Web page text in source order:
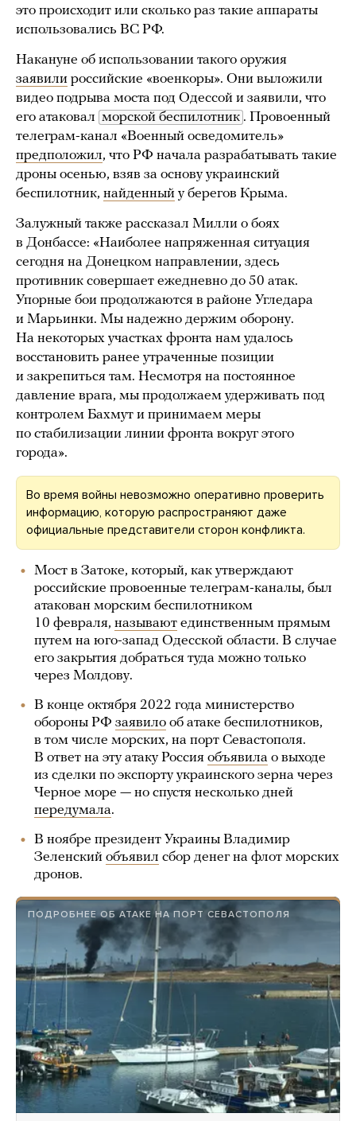
это происходит или сколько раз такие аппараты
использовались ВС РФ.
Накануне об использовании такого оружия
заявили российские «военкоры». Они выложили
видео подрыва моста под Одессой и заявили, что
его атаковал морской беспилотник . Провоенный
телеграм-канал «Военный осведомитель»
предположил, что РФ начала разрабатывать такие
дроны осенью, взяв за основу украинский
беспилотник, найденный у берегов Крыма.
Залужный также рассказал Милли о боях
в Донбассе: «Наиболее напряженная ситуация
сегодня на Донецком направлении, здесь
противник совершает ежедневно до 50 атак.
Упорные бои продолжаются в районе Угледара
и Марьинки. Мы надежно держим оборону.
На некоторых участках фронта нам удалось
восстановить ранее утраченные позиции
и закрепиться там. Несмотря на постоянное
давление врага, мы продолжаем удерживать под
контролем Бахмут и принимаем меры
по стабилизации линии фронта вокруг этого
города».
Во время войны невозможно оперативно проверить
информацию, которую распространяют даже
официальные представители сторон конфликта.
Мост в Затоке, который, как утверждают
российские провоенные телеграм-каналы, был
атакован морским беспилотником
10 февраля, называют единственным прямым
путем на юго-запад Одесской области. В случае
его закрытия добраться туда можно только
через Молдову.
В конце октября 2022 года министерство
обороны РФ заявило об атаке беспилотников,
в том числе морских, на порт Севастополя.
В ответ на эту атаку Россия объявила о выходе
из сделки по экспорту украинского зерна через
Черное море — но спустя несколько дней
передумала.
В ноябре президент Украины Владимир
Зеленский объявил сбор денег на флот морских
дронов.
ПОДРОБНЕЕ ОБ АТАКЕ НА ПОРТ СЕВАСТОПОЛЯ